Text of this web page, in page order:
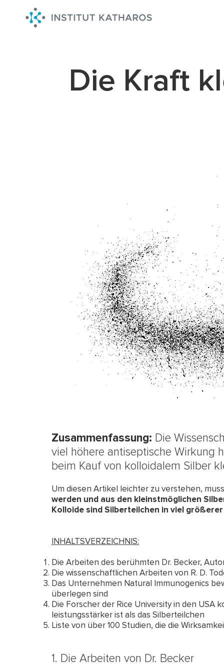
Die Kraft
Zusammenfassung: Die
viel höhere antiseptische Wirkung
beim Kauf von kolloidalem Silber
Um diesen Artikel leichter zu verstehen,
werden und aus den kleinstmöglichen
Kolloide sind Silberteilchen in viel
INHALTSVERZEICHNIS:
Die Arbeiten des berühmten Dr. Becker,
Die wissenschaftlichen Arbeiten von R. D.
Das Unternehmen Natural Immunogenics
überlegen sind
Die Forscher der Rice University in den USA
leistungsstärker ist als das Silberteilchen
Liste von über 100 Studien, die die
1. Die Arbeiten von Dr. Becker